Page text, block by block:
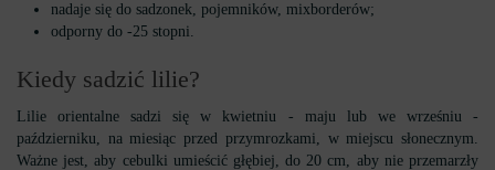
nadaje się do sadzonek, pojemników, mixborderów;
odporny do -25 stopni.
Kiedy sadzić lilie?
Lilie orientalne sadzi się w kwietniu - maju lub we wrześniu -
październiku, na miesiąc przed przymrozkami, w miejscu słonecznym.
Ważne jest, aby cebulki umieścić głębiej, do 20 cm, aby nie przemarzły